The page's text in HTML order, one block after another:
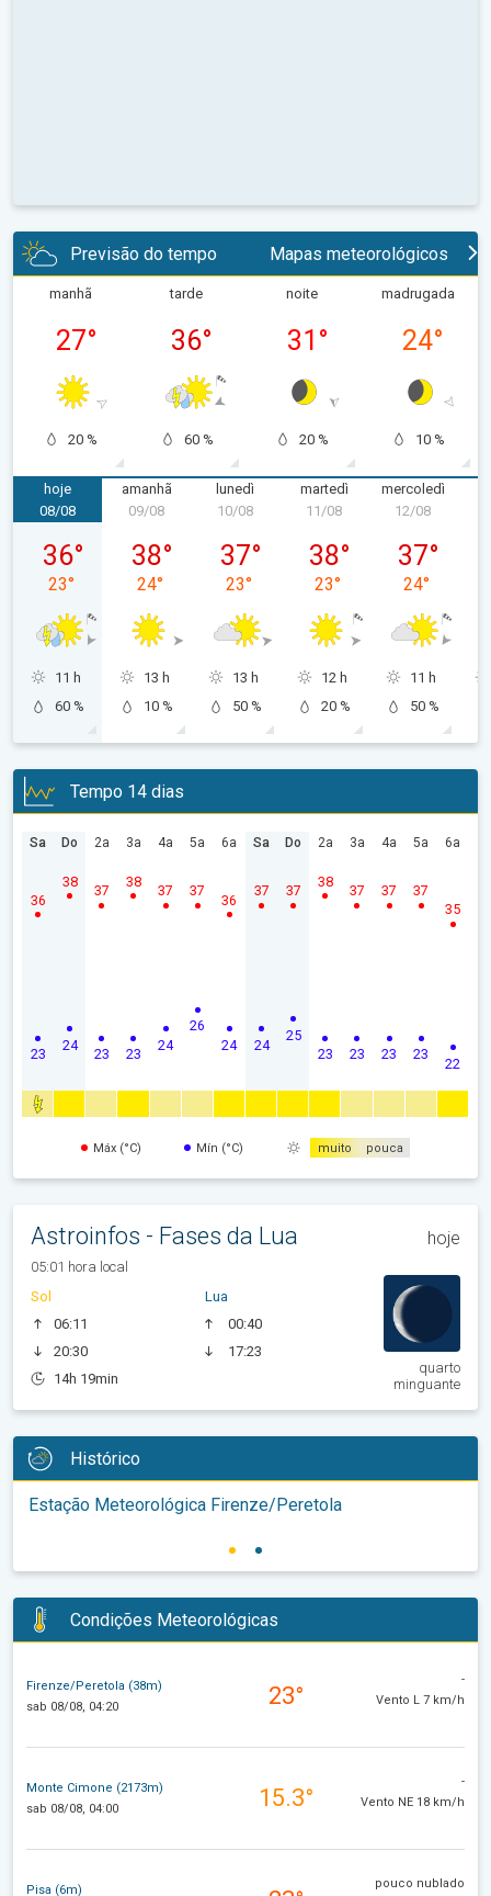
Previsão do tempo Mapas meteorológicos
manhã
27°
20 %
tarde
36°
60 %
noite
31 °
20 %
madrugada
24°
10 %
hoje
sabato 08/08
08/08
36°
23°
11 h
60 %
amanhã
domenica 09/08
09/08
38°
24°
13 h
10 %
lunedì
10/08
37°
23°
13 h
50 %
martedì
martedì 11/08
11/08
38°
23°
12 h
20 %
mercoledì
12/08
37°
24°
11 h
50 %
Tempo 14 dias
Sa
23
36
Do
24
38
2a
23
37
3a
23
38
4a
24
37
5a
26
37
6a
24
36
Sa
24
37
Do
25
37
2a
23
38
3a
23
37
4a
23
37
5a
23
37
6a
22
35
Máx (°C) Mín (°C) muito pouca
Astroinfos - Fases da Lua hoje
05:01 hora local
Sol
06:11
20:30
14h 19min
Lua
00:40
17:23
quarto
minguante
Histórico
Estação Meteorológica Firenze/Peretola
Condições Meteorológicas
Firenze/Peretola (38m)
sab 08/08, 04:20
23°
-
Vento L 7 km/h
Monte Cimone (2173m)
sab 08/08, 04:00
15.3°
-
Vento NE 18 km/h
Pisa (6m) pouco nublado